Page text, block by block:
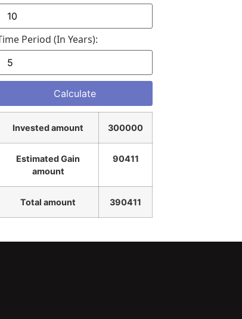
Period (in Years):
Invested amount 300000
Estimated Gain
amount
90411
Total amount 390411